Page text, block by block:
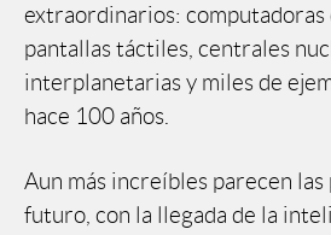
extraordinarios: computadoras
pantallas táctiles, centrales
interplanetarias y miles de
hace 100 años.
Aun más increíbles parecen las
futuro, con la llegada de la